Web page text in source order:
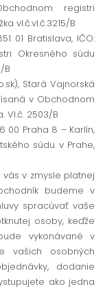
registri
vl.č.vl.č.3215/B
01 Bratislava, IČO:
Okresného súdu
B
Stará Vajnorská
v Obchodnom
Vl.č. 2503/B
00 Praha 8 – Karlín,
súdu v Prahe,
v zmysle platnej
budeme v
spracúvať vaše
osoby, keďže
vykonávané v
vašich osobných
dodanie
ako jedna